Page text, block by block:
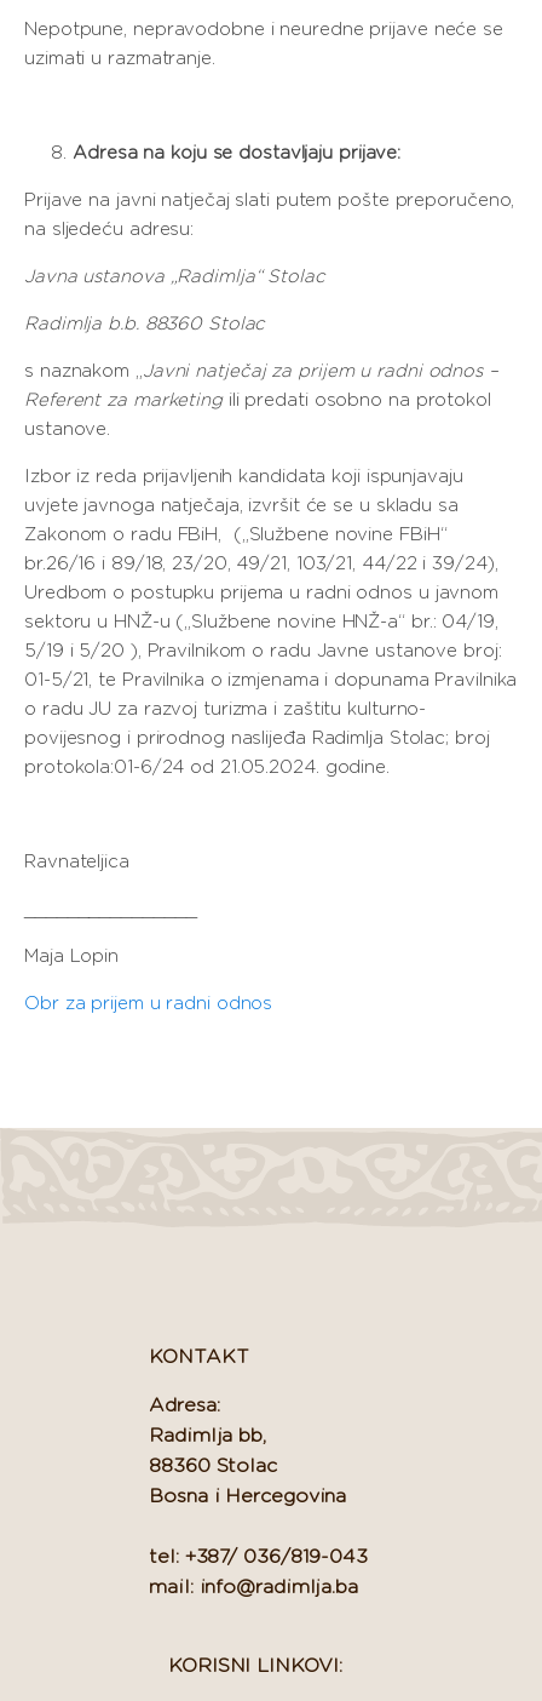
Nepotpune, nepravodobne i neuredne prijave neće se
uzimati u razmatranje.
Adresa na koju se dostavljaju prijave:
Prijave na javni natječaj slati putem pošte preporučeno,
na sljedeću adresu:
Javna ustanova „Radimlja“ Stolac
Radimlja b.b. 88360 Stolac
s naznakom „Javni natječaj za prijem u radni odnos –
Referent za marketingili predati osobno na protokol
ustanove.
Izbor iz reda prijavljenih kandidata koji ispunjavaju
uvjete javnoga natječaja, izvršit će se u skladu sa
Zakonom o radu FBiH, („Službene novine FBiH“
br.26/16 i 89/18, 23/20, 49/21, 103/21, 44/22 i 39/24),
Uredbom o postupku prijema u radni odnos u javnom
sektoru u HNŽ-u („Službene novine HNŽ-a“ br.: 04/19,
5/19 i 5/20 ), Pravilnikom o radu Javne ustanove broj:
01-5/21, te Pravilnika o izmjenama i dopunama Pravilnika
o radu JU za razvoj turizma i zaštitu kulturno-
povijesnog i prirodnog naslijeđa Radimlja Stolac; broj
protokola:01-6/24 od 21.05.2024. godine.
Ravnateljica
Maja Lopin
Obr za prijem u radni odnos
KONTAKT
Adresa:
Radimlja bb,
88360 Stolac
Bosna i Hercegovina
tel: +387/ 036/819-043
mail: info@radimlja.ba
KORISNI LINKOVI: